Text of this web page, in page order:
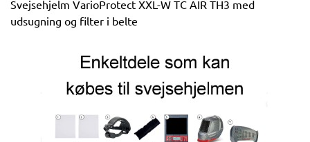
Svejsehjelm VarioProtect XXL-W TC AIR TH3 med
udsugning og filter i belte